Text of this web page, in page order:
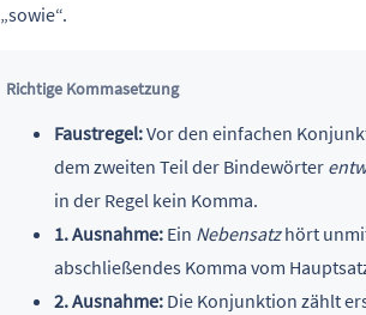
„sowie“.
Richtige Kommasetzung
Faustregel:Vor den einfachen
dem zweiten Teil der Bindewörter
in der Regel kein Komma.
1. Ausnahme:Ein Nebensatzhört
abschließendes Komma vom
2. Ausnahme:Die Konjunktion zählt